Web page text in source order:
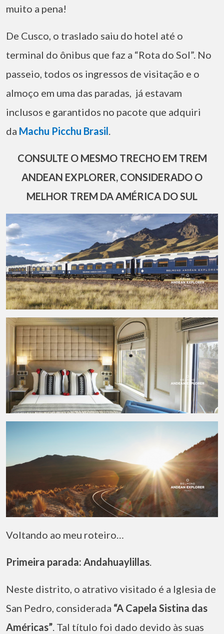
muito a pena!
De Cusco, o traslado saiu do hotel até o
terminal do ônibus que faz a “Rota do Sol”. No
passeio, todos os ingressos de visitação e o
almoço em uma das paradas, já estavam
inclusos e garantidos no pacote que adquiri
da Machu Picchu Brasil.
CONSULTE O MESMO TRECHO EM TREM
ANDEAN EXPLORER, CONSIDERADO O
MELHOR TREM DA AMÉRICA DO SUL
Voltando ao meu roteiro…
Primeira parada: Andahuaylillas.
Neste distrito, o atrativo visitado é a Iglesia de
San Pedro, considerada “A Capela Sistina das
Américas”. Tal título foi dado devido às suas